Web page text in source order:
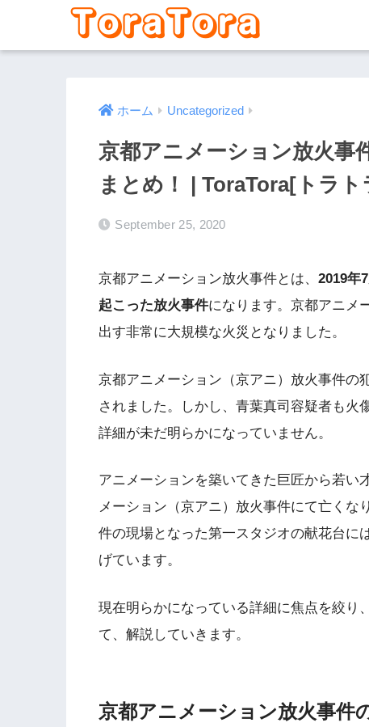
ホーム Uncategorized
京都アニメーション放火事
まとめ！ | ToraTora[トラ
September 25, 2020
京都アニメーション放火事件とは、 2019年
起こった放火事件になります。京都アニメ
出す非常に大規模な火災となりました。
京都アニメーション（京アニ）放火事件の
されました。しかし、青葉真司容疑者も火
詳細が未だ明らかになっていません。
アニメーションを築いてきた巨匠から若い
メーション（京アニ）放火事件にて亡くな
件の現場となった第一スタジオの献花台に
げています。
現在明らかになっている詳細に焦点を絞り
て、解説していきます。
京都アニメーション放火事件